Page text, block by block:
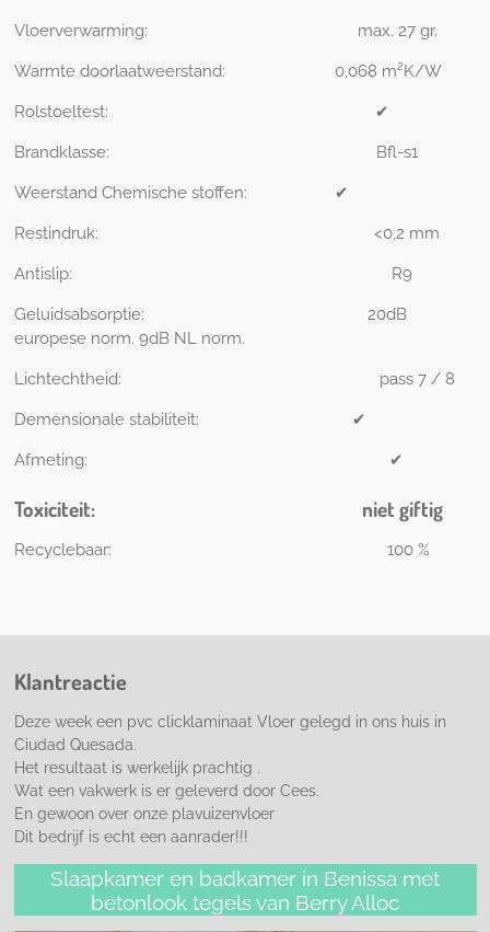
Vloerverwarming: max. 27 gr.
Warmte doorlaatweerstand: 0,068 m²K/W
Rolstoeltest: ✔
Brandklasse: Bfl-s1
Weerstand Chemische stoffen: ✔
Restindruk: <0,2 mm
Antislip: R9
Geluidsabsorptie: 20dB
europese norm. 9dB NL norm.
Lichtechtheid: pass 7 / 8
Demensionale stabiliteit: ✔
Afmeting: ✔
Toxiciteit: niet giftig
Recyclebaar: 100 %
Klantreactie
Deze week een pvc clicklaminaat Vloer gelegd in ons huis in
Ciudad Quesada.
Het resultaat is werkelijk prachtig .
Wat een vakwerk is er geleverd door Cees.
En gewoon over onze plavuizenvloer
Dit bedrijf is echt een aanrader!!!
Slaapkamer en badkamer in Benissa met
betonlook tegels van Berry Alloc